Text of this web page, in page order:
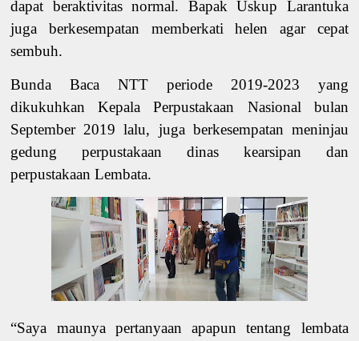
dapat beraktivitas normal. Bapak Uskup Larantuka
juga berkesempatan memberkati helen agar cepat
sembuh.
Bunda Baca NTT periode 2019-2023 yang
dikukuhkan Kepala Perpustakaan Nasional bulan
September 2019 lalu, juga berkesempatan meninjau
gedung perpustakaan dinas kearsipan dan
perpustakaan Lembata.
“Saya maunya pertanyaan apapun tentang lembata